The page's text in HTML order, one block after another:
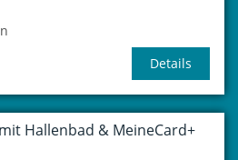
Details
Hallenbad & MeineCard+